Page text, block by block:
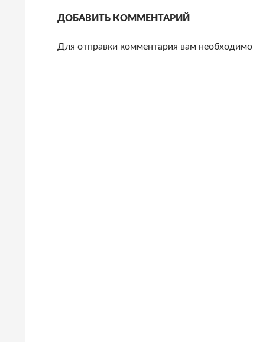
ДОБАВИТЬ КОММЕНТАРИЙ
Для отправки комментария вам необходимо